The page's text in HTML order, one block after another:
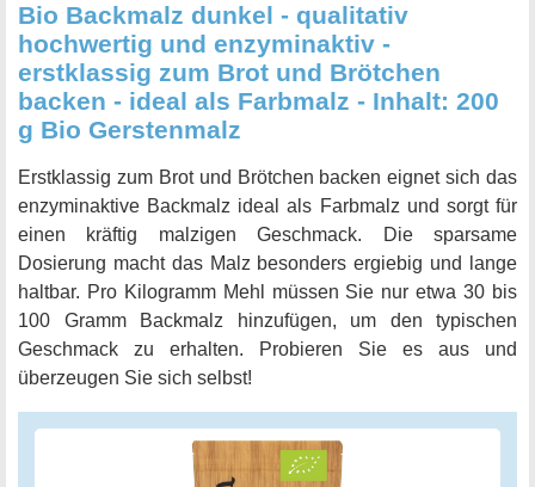
Bio Backmalz dunkel - qualitativ
hochwertig und enzyminaktiv -
erstklassig zum Brot und Brötchen
backen - ideal als Farbmalz - Inhalt: 200
g Bio Gerstenmalz
Erstklassig zum Brot und Brötchen backen eignet sich das
enzyminaktive Backmalz ideal als Farbmalz und sorgt für
einen kräftig malzigen Geschmack. Die sparsame
Dosierung macht das Malz besonders ergiebig und lange
haltbar. Pro Kilogramm Mehl müssen Sie nur etwa 30 bis
100 Gramm Backmalz hinzufügen, um den typischen
Geschmack zu erhalten. Probieren Sie es aus und
überzeugen Sie sich selbst!